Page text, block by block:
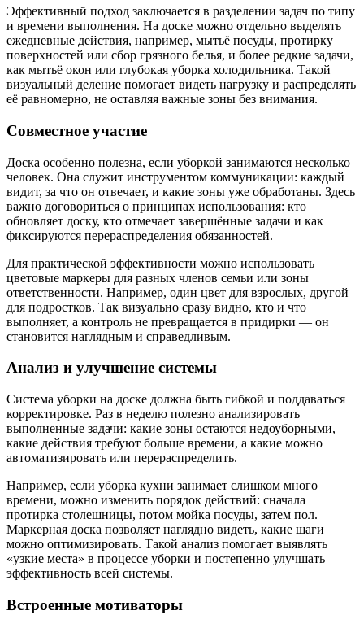
Эффективный подход заключается в разделении задач по типу
и времени выполнения. На доске можно отдельно выделять
ежедневные действия, например, мытьё посуды, протирку
поверхностей или сбор грязного белья, и более редкие задачи,
как мытьё окон или глубокая уборка холодильника. Такой
визуальный деление помогает видеть нагрузку и распределять
её равномерно, не оставляя важные зоны без внимания.
Совместное участие
Доска особенно полезна, если уборкой занимаются несколько
человек. Она служит инструментом коммуникации: каждый
видит, за что он отвечает, и какие зоны уже обработаны. Здесь
важно договориться о принципах использования: кто
обновляет доску, кто отмечает завершённые задачи и как
фиксируются перераспределения обязанностей.
Для практической эффективности можно использовать
цветовые маркеры для разных членов семьи или зоны
ответственности. Например, один цвет для взрослых, другой
для подростков. Так визуально сразу видно, кто и что
выполняет, а контроль не превращается в придирки — он
становится наглядным и справедливым.
Анализ и улучшение системы
Система уборки на доске должна быть гибкой и поддаваться
корректировке. Раз в неделю полезно анализировать
выполненные задачи: какие зоны остаются недоуборными,
какие действия требуют больше времени, а какие можно
автоматизировать или перераспределить.
Например, если уборка кухни занимает слишком много
времени, можно изменить порядок действий: сначала
протирка столешницы, потом мойка посуды, затем пол.
Маркерная доска позволяет наглядно видеть, какие шаги
можно оптимизировать. Такой анализ помогает выявлять
«узкие места» в процессе уборки и постепенно улучшать
эффективность всей системы.
Встроенные мотиваторы